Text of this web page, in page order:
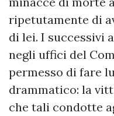
ripetutamente di
di lei. I successivi
negli uffici del
permesso di fare
drammatico: la
che tali condotte